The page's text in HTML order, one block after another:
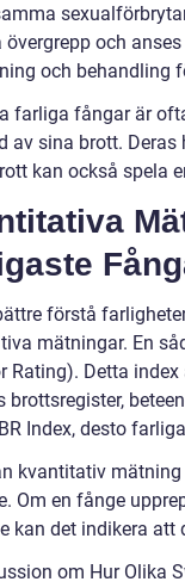
övergrepp och
och behandling
farliga fångar är
av sina brott.
kan också spela
förstå
mätningar. En
Rating). Detta
brottsregister,
Index, desto
kvantitativ
Om en fånge
kan det indikera
om Hur Olika